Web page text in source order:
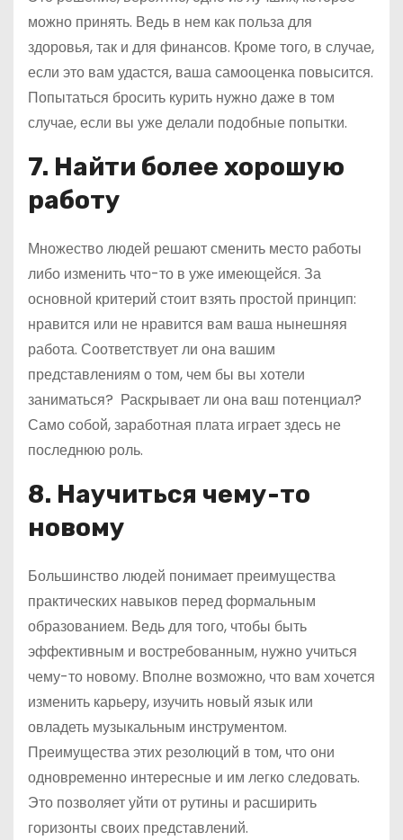
можно принять. Ведь в нем как польза для
здоровья, так и для финансов. Кроме того, в случае,
если это вам удастся, ваша самооценка повысится.
Попытаться бросить курить нужно даже в том
случае, если вы уже делали подобные попытки.
7. Найти более хорошую
работу
Множество людей решают сменить место работы
либо изменить что-то в уже имеющейся. За
основной критерий стоит взять простой принцип:
нравится или не нравится вам ваша нынешняя
работа. Соответствует ли она вашим
представлениям о том, чем бы вы хотели
заниматься? Раскрывает ли она ваш потенциал?
Само собой, заработная плата играет здесь не
последнюю роль.
8. Научиться чему-то
новому
Большинство людей понимает преимущества
практических навыков перед формальным
образованием. Ведь для того, чтобы быть
эффективным и востребованным, нужно учиться
чему-то новому. Вполне возможно, что вам хочется
изменить карьеру, изучить новый язык или
овладеть музыкальным инструментом.
Преимущества этих резолюций в том, что они
одновременно интересные и им легко следовать.
Это позволяет уйти от рутины и расширить
горизонты своих представлений.